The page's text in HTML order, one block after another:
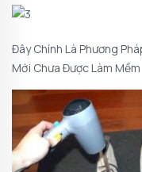
Đây Chính Là Phương
Mới Chưa Được Làm Mềm